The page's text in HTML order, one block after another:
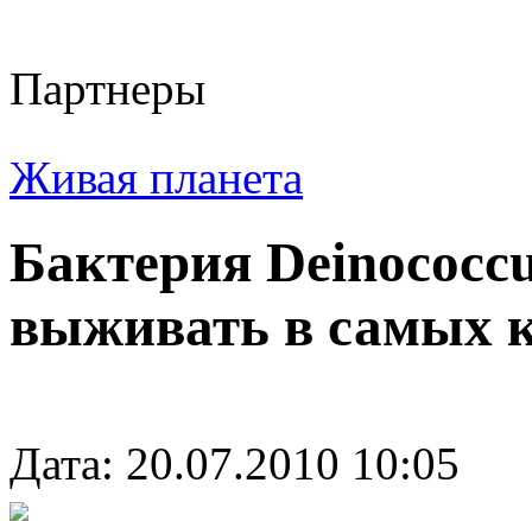
Партнеры
Живая планета
Бактерия
выживать в самых
Дата: 20.07.2010 10:05